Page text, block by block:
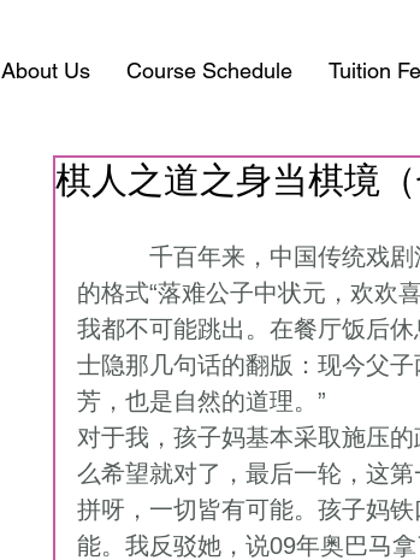
About Us Course Schedule Tuition
棋人之道之身当棋境（
的格式“落难公子中状元，欢欢
我都不可能跳出。在餐厅饭后
士隐那几句话的翻版：现今父
芳，也是自然的道理。”
对于我，孩子妈基本采取施压
么希望就对了，最后一轮，这
拼呀，一切皆有可能。孩子妈
能。我反驳她，说09年奥巴马